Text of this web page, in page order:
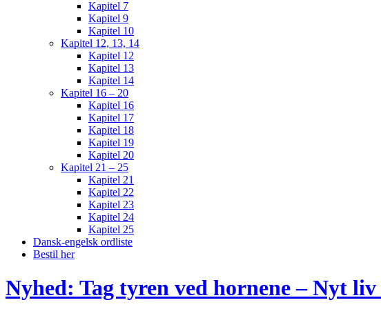
Kapitel 7
Kapitel 9
Kapitel 10
Kapitel 12, 13, 14
Kapitel 12
Kapitel 13
Kapitel 14
Kapitel 16 – 20
Kapitel 16
Kapitel 17
Kapitel 18
Kapitel 19
Kapitel 20
Kapitel 21 – 25
Kapitel 21
Kapitel 22
Kapitel 23
Kapitel 24
Kapitel 25
Dansk-engelsk ordliste
Bestil her
Nyhed: Tag tyren ved hornene – Nyt